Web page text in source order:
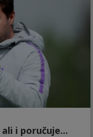
i poručuje...